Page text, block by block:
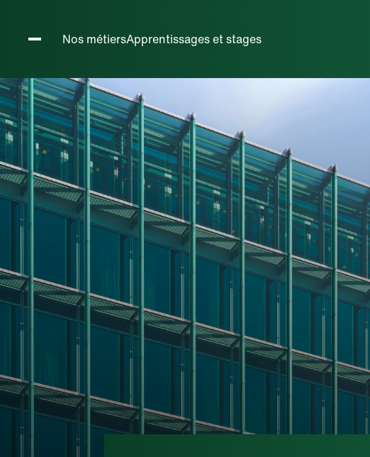
Nos métiersApprentissages et stages